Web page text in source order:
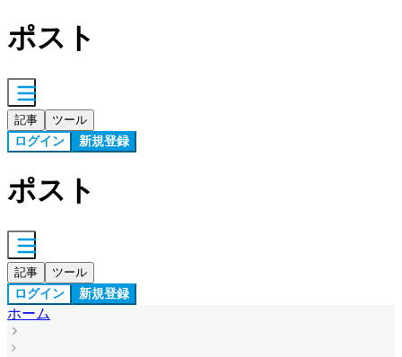
ポスト
記事 ツール
ログイン 新規登録
ポスト
記事 ツール
ログイン 新規登録
ホーム